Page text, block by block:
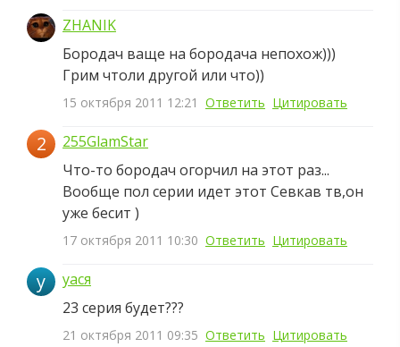
ZHANIK
Бородач ваще на бородача непохож)))
Грим чтоли другой или что))
15 октября 2011 12:21 Ответить Цитировать
2
255GlamStar
Что-то бородач огорчил на этот раз...
Вообще пол серии идет этот Севкав тв,он
уже бесит )
17 октября 2011 10:30 Ответить Цитировать
у
уася
23 серия будет???
21 октября 2011 09:35 Ответить Цитировать